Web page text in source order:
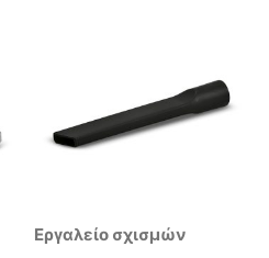
Εργαλείο σχισμών